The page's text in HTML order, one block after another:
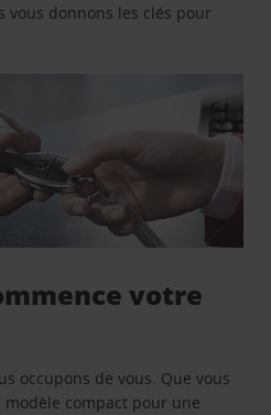
vous donnons les clés pour
votre
occupons de vous. Que vous
compact pour une